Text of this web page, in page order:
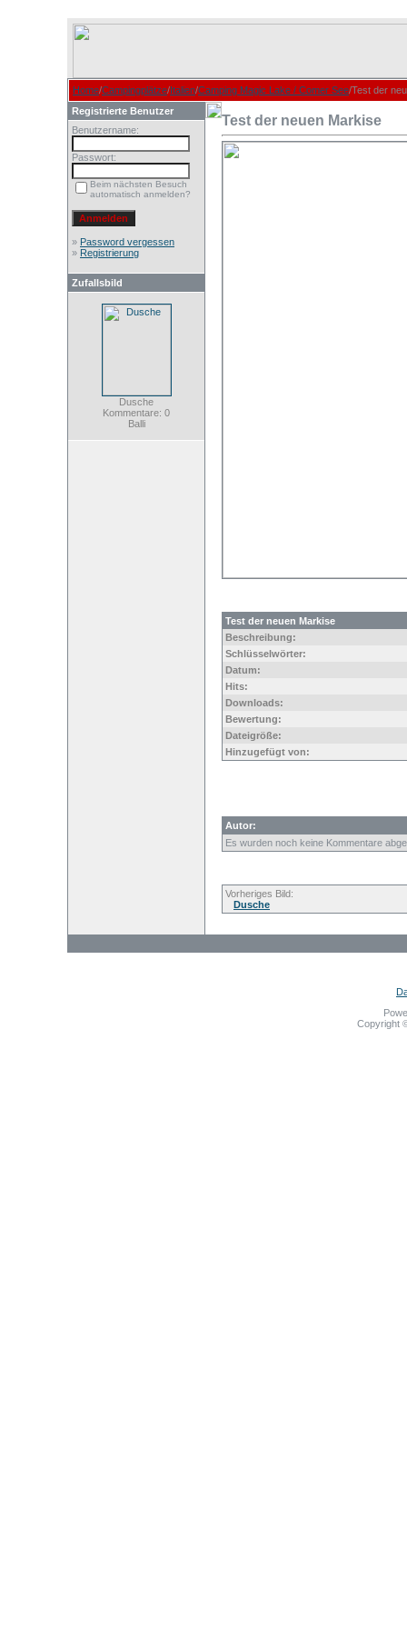
Home/Campingplätze/Italien/Camping Magic Lake / Comer See/Test der
Registrierte Benutzer
Benutzername:
Passwort:
Beim nächsten Besuch
automatisch anmelden?
» Password vergessen
» Registrierung
Zufallsbild
Dusche
Kommentare: 0
Balli
Test der neuen Markise
Test der neuen Markise
Beschreibung:
Schlüsselwörter:
Datum:
Hits:
Downloads:
Bewertung:
Dateigröße:
Hinzugefügt von:
Autor:
Es wurden noch keine Kommentare
Vorheriges Bild:
Dusche
Copyright